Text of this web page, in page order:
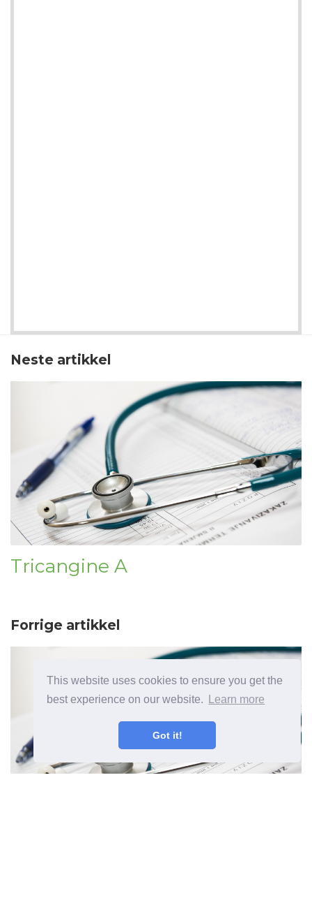
This website uses cookies to ensure you get the
best experience on our website.
Learn more
Got it!
Neste artikkel
Tricangine A
Forrige artikkel